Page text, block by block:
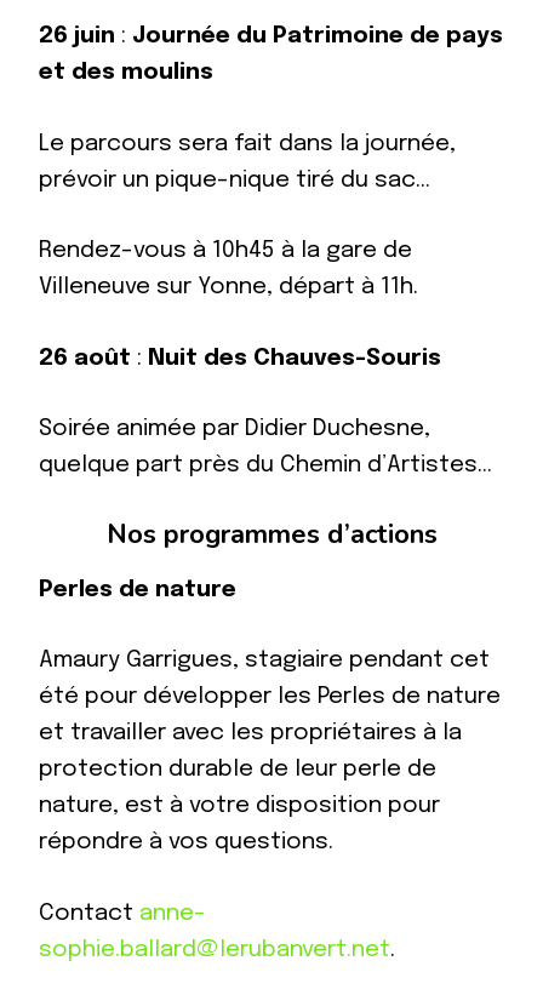
26 juin : Journée du Patrimoine de pays
et des moulins
Le parcours sera fait dans la journée,
prévoir un pique-nique tiré du sac…
Rendez-vous à 10h45 à la gare de
Villeneuve sur Yonne, départ à 11h.
26 août : Nuit des Chauves-Souris
Soirée animée par Didier Duchesne,
quelque part près du Chemin d’Artistes…
Nos programmes d’actions
Perles de nature
Amaury Garrigues, stagiaire pendant cet
été pour développer les Perles de nature
et travailler avec les propriétaires à la
protection durable de leur perle de
nature, est à votre disposition pour
répondre à vos questions.
Contact anne-
sophie.ballard@lerubanvert.net.